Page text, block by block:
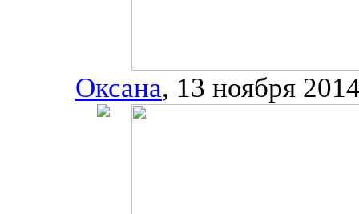
Оксана, 13 ноября